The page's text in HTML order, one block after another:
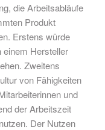
die Arbeitsabläufe
Produkt
Erstens würde
einem Hersteller
Zweitens
von Fähigkeiten
und
der Arbeitszeit
Der Nutzen